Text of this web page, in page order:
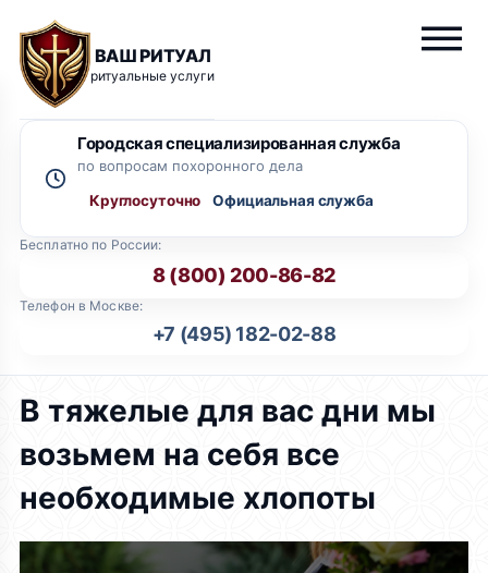
ВАШ РИТУАЛ
ритуальные услуги
Бесплатно по России:
8 (800) 200-86-82
Телефон в Москве:
+7 (495) 182-02-88
Городская специализированная служба
по вопросам похоронного дела
Круглосуточно
В тяжелые для вас дни мы
возьмем на себя все
необходимые хлопоты